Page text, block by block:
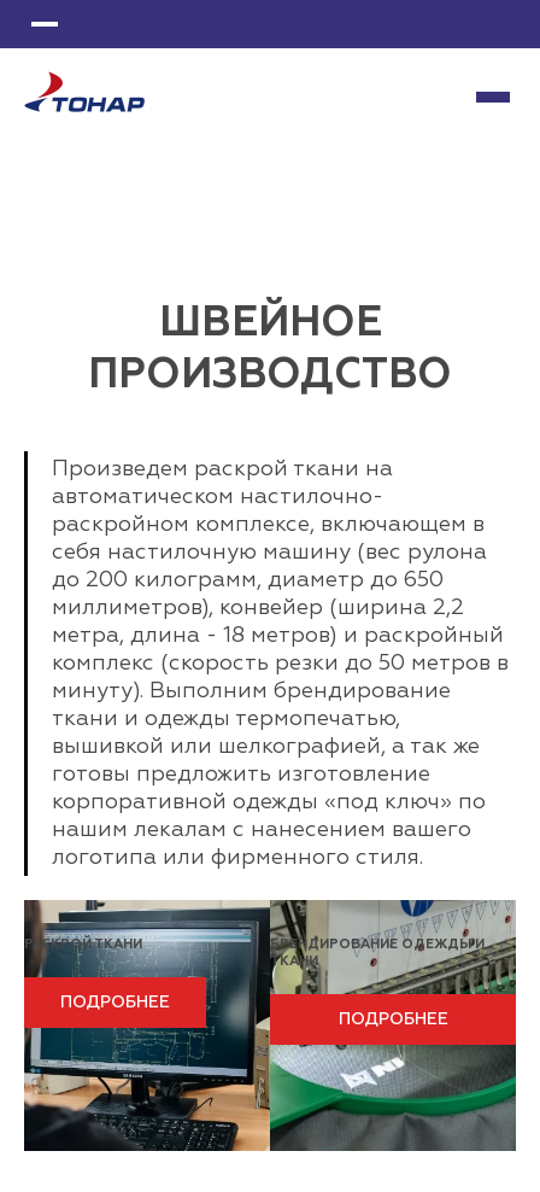
ШВЕЙНОЕ
ПРОИЗВОДСТВО
Произведем раскрой ткани на
автоматическом настилочно-
раскройном комплексе, включающем в
себя настилочную машину (вес рулона
до 200 килограмм, диаметр до 650
миллиметров), конвейер (ширина 2,2
метра, длина - 18 метров) и раскройный
комплекс (скорость резки до 50 метров в
минуту). Выполним брендирование
ткани и одежды термопечатью,
вышивкой или шелкографией, а так же
готовы предложить изготовление
корпоративной одежды «под ключ» по
нашим лекалам с нанесением вашего
логотипа или фирменного стиля.
РАСКРОЙ ТКАНИ
ПОДРОБНЕЕ
БРЕНДИРОВАНИЕ ОДЕЖДЫ И
ТКАНИ
ПОДРОБНЕЕ